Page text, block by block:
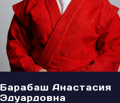
Барабаш Анастасия
Эдуардовна